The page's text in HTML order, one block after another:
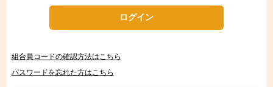
ログイン
組合員コードの確認方法はこちら
パスワードを忘れた方はこちら